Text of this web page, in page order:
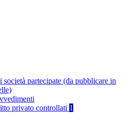
società partecipate (da pubblicare in
privato controllati 1